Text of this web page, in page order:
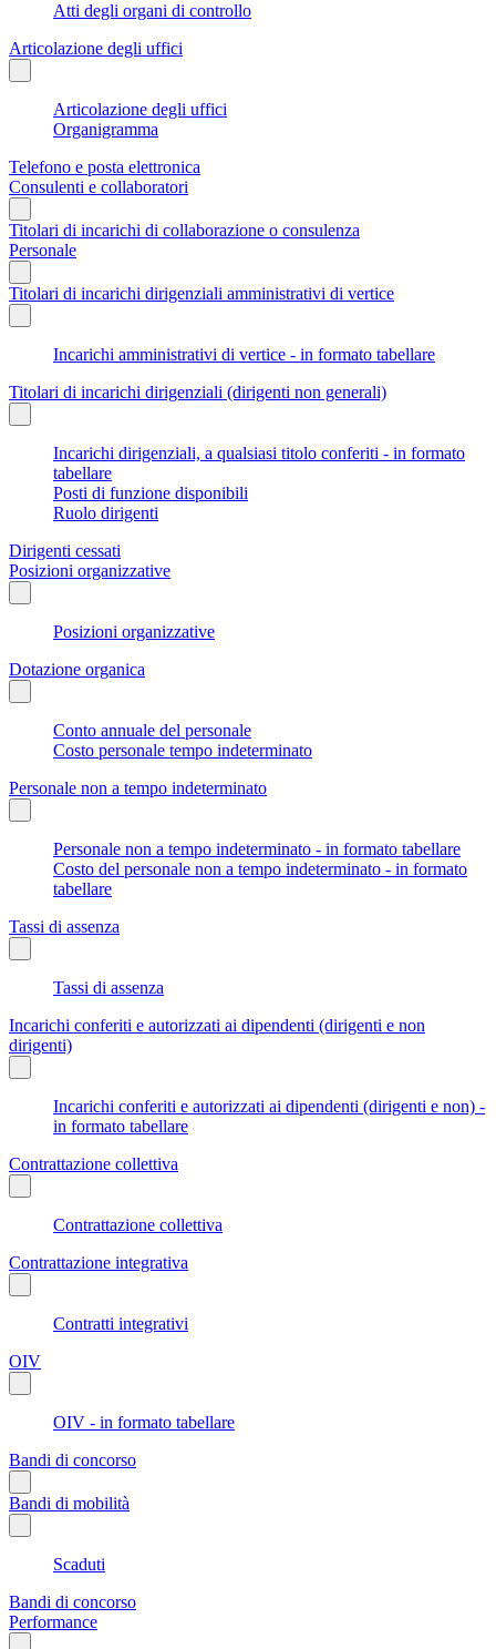
Atti degli organi di controllo
Articolazione degli uffici
Articolazione degli uffici
Organigramma
Telefono e posta elettronica
Consulenti e collaboratori
Titolari di incarichi di collaborazione o consulenza
Personale
Titolari di incarichi dirigenziali amministrativi di vertice
Incarichi amministrativi di vertice - in formato tabellare
Titolari di incarichi dirigenziali (dirigenti non generali)
Incarichi dirigenziali, a qualsiasi titolo conferiti - in formato
tabellare
Posti di funzione disponibili
Ruolo dirigenti
Dirigenti cessati
Posizioni organizzative
Posizioni organizzative
Dotazione organica
Conto annuale del personale
Costo personale tempo indeterminato
Personale non a tempo indeterminato
Personale non a tempo indeterminato - in formato tabellare
Costo del personale non a tempo indeterminato - in formato
tabellare
Tassi di assenza
Tassi di assenza
Incarichi conferiti e autorizzati ai dipendenti (dirigenti e non
dirigenti)
Incarichi conferiti e autorizzati ai dipendenti (dirigenti e non) -
in formato tabellare
Contrattazione collettiva
Contrattazione collettiva
Contrattazione integrativa
Contratti integrativi
OIV
OIV - in formato tabellare
Bandi di concorso
Bandi di mobilità
Scaduti
Bandi di concorso
Performance